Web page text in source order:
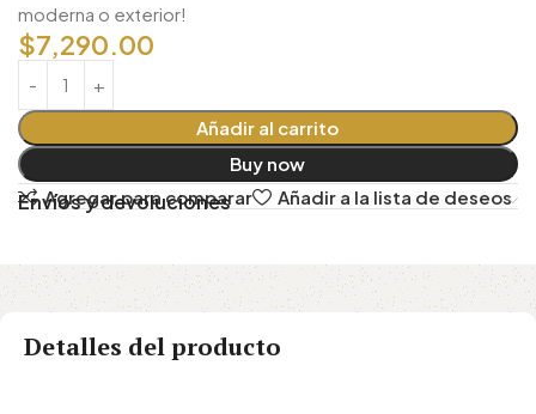
moderna o exterior!
$7,290.00
Añadir al carrito
Buy now
Agregar para comparar
Añadir a la lista de deseos
Envíos y devoluciones
Detalles del producto